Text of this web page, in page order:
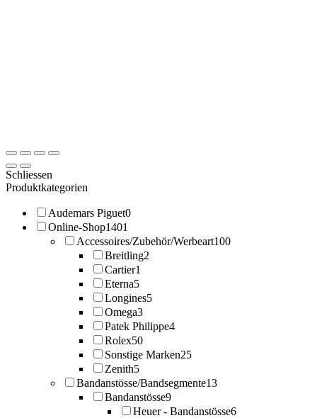
Schliessen
Produktkategorien
Audemars Piguet0
Online-Shop1401
Accessoires/Zubehör/Werbeart100
Breitling2
Cartier1
Eterna5
Longines5
Omega3
Patek Philippe4
Rolex50
Sonstige Marken25
Zenith5
Bandanstösse/Bandsegmente13
Bandanstösse9
Heuer - Bandanstösse6